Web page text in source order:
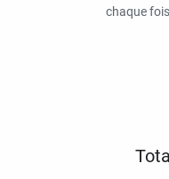
chaque